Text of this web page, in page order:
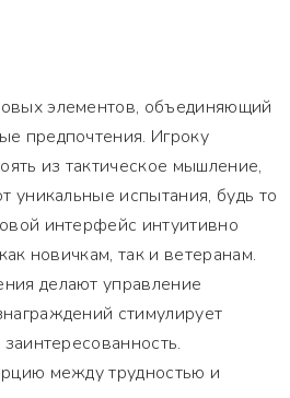
элементов, объединяющий
предпочтения. Игроку
из тактическое мышление,
уникальные испытания, будь то
интерфейс интуитивно
новичкам, так и ветеранам.
делают управление
стимулирует
между трудностью и